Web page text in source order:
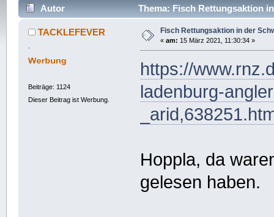
Autor Thema: Fisch Rettungsaktion
TACKLEFEVER
Beiträge: 1124
Dieser Beitrag ist Werbung.
Fisch Rettungsaktion in der
« am: 15 März 2021, 11:30:34 »
https://
ladenburg-
Hoppla, da
gelesen haben.